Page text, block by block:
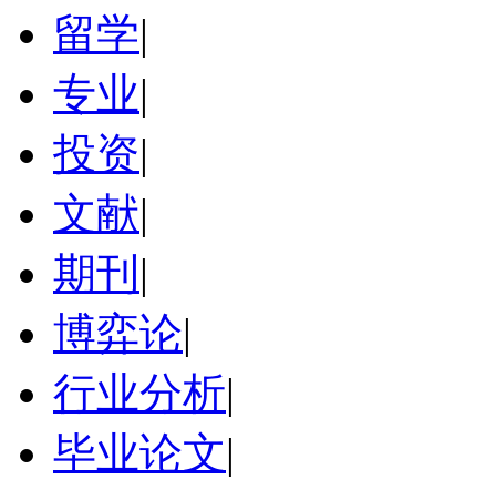
留学|
专业|
投资|
文献|
期刊 |
博弈论|
行业分析|
毕业论文|